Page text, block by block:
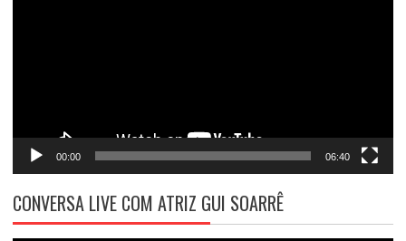
00:00 06:40
CONVERSA LIVE COM ATRIZ GUI SOARRÊ